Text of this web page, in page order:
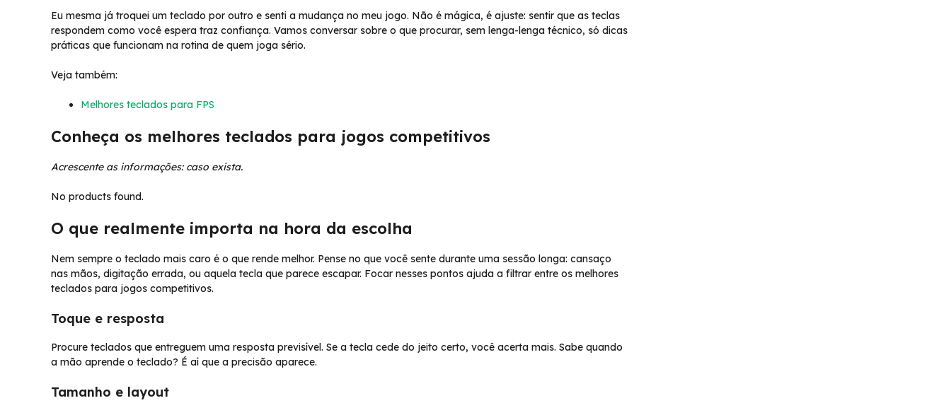
Eu mesma já troquei um teclado por outro e senti a mudança no meu jogo. Não é mágica, é ajuste: sentir que as teclas
respondem como você espera traz confiança. Vamos conversar sobre o que procurar, sem lenga-lenga técnico, só dicas
práticas que funcionam na rotina de quem joga sério.
Veja também:
Melhores teclados para FPS
Conheça os melhores teclados para jogos competitivos
Acrescente as informações: caso exista.
No products found.
O que realmente importa na hora da escolha
Nem sempre o teclado mais caro é o que rende melhor. Pense no que você sente durante uma sessão longa: cansaço
nas mãos, digitação errada, ou aquela tecla que parece escapar. Focar nesses pontos ajuda a filtrar entre os melhores
teclados para jogos competitivos.
Toque e resposta
Procure teclados que entreguem uma resposta previsível. Se a tecla cede do jeito certo, você acerta mais. Sabe quando
a mão aprende o teclado? É aí que a precisão aparece.
Tamanho e layout